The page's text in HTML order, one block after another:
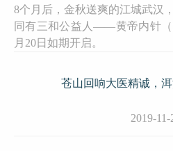
8个月后，金秋送爽的江城武汉
同有三和公益人——黄帝内针
月20日如期开启。
苍山回响大医精诚，
2019-11-